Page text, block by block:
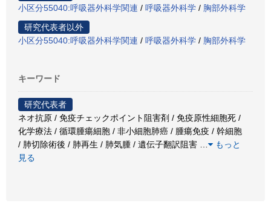
小区分55040:呼吸器外科学関連 / 呼吸器外科学 / 胸部外科学
研究代表者以外
小区分55040:呼吸器外科学関連 / 呼吸器外科学 / 胸部外科学
キーワード
研究代表者
ネオ抗原 / 免疫チェックポイント阻害剤 / 免疫原性細胞死 /
化学療法 / 循環腫瘍細胞 / 非小細胞肺癌 / 腫瘍免疫 / 幹細胞
/ 肺切除術後 / 肺再生 / 肺気腫 / 遺伝子翻訳阻害
もっと
見る